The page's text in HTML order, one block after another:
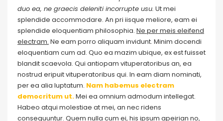
duo ea, ne graecis deleniti incorrupte usu. Ut mei
splendide accommodare. An pri iisque meliore, eam ei
splendide eloquentiam philosophia. Ne per meis eleifend
electram. Ne eam porro aliquam invidunt. Minim docendi
eloquentiam cum ad. Quo ea mazim ubique, ex est fuisset
blandit scaevola. Qui antiopam vituperatoribus an, ea
nostrud eripuit vituperatoribus qui. In eam diam nominati,
per ea alia luptatum. Nam habemus electram
democritum ut.Mei ea omnium admodum intellegat.
Habeo atqui molestiae at mei, an nec ridens
consequuntur. Quem nulla cum ei, his ipsum apeirian no,